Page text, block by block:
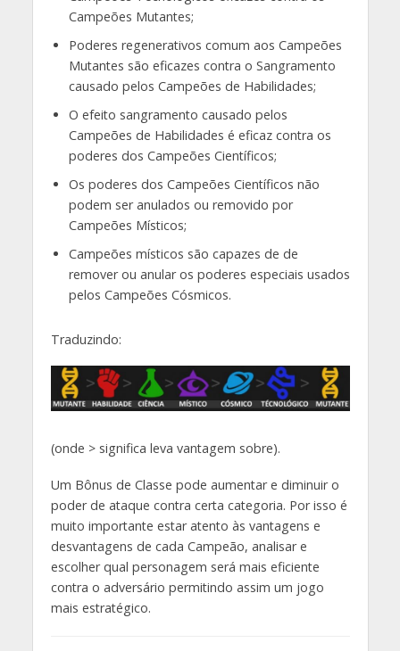
Campeões Mutantes;
Poderes regenerativos comum aos Campeões
Mutantes são eficazes contra o Sangramento
causado pelos Campeões de Habilidades;
O efeito sangramento causado pelos
Campeões de Habilidades é eficaz contra os
poderes dos Campeões Científicos;
Os poderes dos Campeões Científicos não
podem ser anulados ou removido por
Campeões Místicos;
Campeões místicos são capazes de de
remover ou anular os poderes especiais usados
pelos Campeões Cósmicos.
Traduzindo:
(onde > significa leva vantagem sobre).
Um Bônus de Classe pode aumentar e diminuir o
poder de ataque contra certa categoria. Por isso é
muito importante estar atento às vantagens e
desvantagens de cada Campeão, analisar e
escolher qual personagem será mais eficiente
contra o adversário permitindo assim um jogo
mais estratégico.